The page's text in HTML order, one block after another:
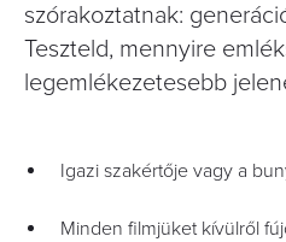
szórakoztatnak:
Teszteld, mennyire
legemlékezetesebb
Igazi szakértője vagy a
Minden filmjüket kívülről